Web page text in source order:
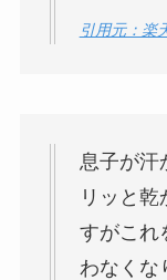
引用元：楽
息子が汗
リッと
すがこれ
わなくな